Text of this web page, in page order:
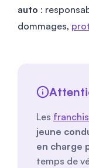
auto :
dommages,
Les
jeune
en charge
temps de